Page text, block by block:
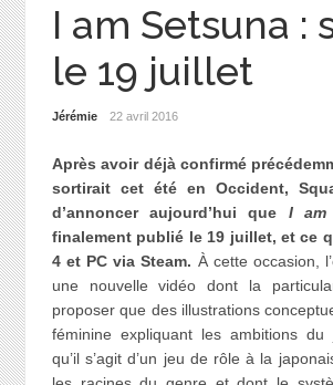
I am Setsuna :
le 19 juillet
Jérémie 22 avril 2016
Après avoir déjà confirmé
sortirait cet été en Occident,
d’annoncer aujourd’hui que I am
finalement publié le 19 juillet, et ce
4 et PC via Steam. À cette occasion,
une nouvelle vidéo dont la
proposer que des illustrations
féminine expliquant les ambitions du
qu’il s’agit d’un jeu de rôle à la